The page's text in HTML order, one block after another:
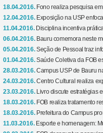
18.04.2016. Fono realiza pesquisa
12.04.2016. Exposição na USP
11.04.2016. Disciplina incentiva
06.04.2016. Bauru comemora neste
05.04.2016.Seção de Pessoal traz
01.04.2016.Saúde Coletiva da FOB
28.03.2016.Campus USP de Bauru
24.03.2016.Centro Cultural realiza
23.03.2016.
Livro discute estratégias
18.03.2016. FOB realiza tratamento
18.03.2016. Prefeitura do Campus
11.03.2016. Esporte e homenagem: